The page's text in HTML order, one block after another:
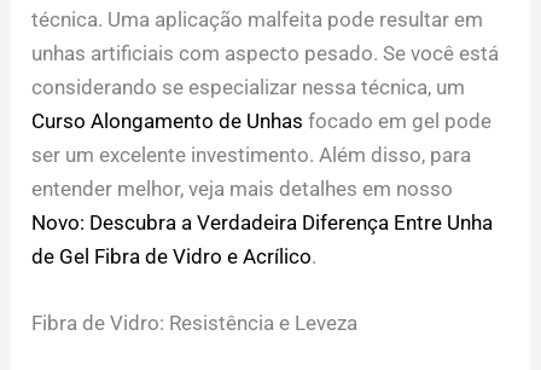
técnica. Uma aplicação malfeita pode resultar em
unhas artificiais com aspecto pesado. Se você está
considerando se especializar nessa técnica, um
Curso Alongamento de Unhas focado em gel pode
ser um excelente investimento. Além disso, para
entender melhor, veja mais detalhes em nosso
Novo: Descubra a Verdadeira Diferença Entre Unha
de Gel Fibra de Vidro e Acrílico.
Fibra de Vidro: Resistência e Leveza